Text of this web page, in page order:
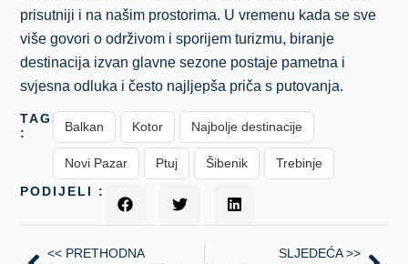
prisutniji i na našim prostorima. U vremenu kada se sve
više govori o održivom i sporijem turizmu, biranje
destinacija izvan glavne sezone postaje pametna i
svjesna odluka i često najljepša priča s putovanja.
TAGS
:
Balkan Kotor Najbolje destinacije
Novi Pazar Ptuj Šibenik
Trebinje
PODIJELI :
<< PRETHODNA
SLJEDEĆA >>